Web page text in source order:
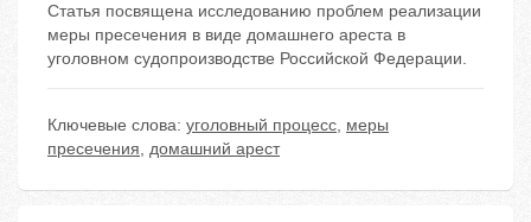
Статья посвящена исследованию проблем реализации
меры пресечения в виде домашнего ареста в
уголовном судопроизводстве Российской Федерации.
Ключевые слова: уголовный процесс, меры
пресечения, домашний арест